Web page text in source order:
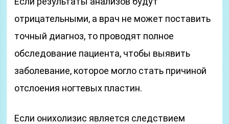
отрицательными, а врач не может поставить
точный диагноз, то проводят полное
обследование пациента, чтобы выявить
заболевание, которое могло стать причиной
отслоения ногтевых пластин.
Если онихолизис является следствием